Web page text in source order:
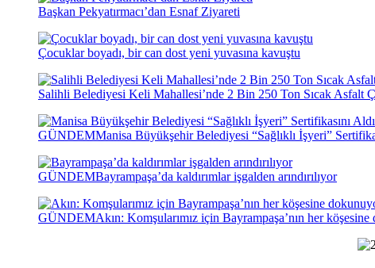
Başkan Pekyatırmacı’dan Esnaf Ziyareti
Çocuklar boyadı, bir can dost yeni yuvasına kavuştu
Salihli Belediyesi Keli Mahallesi’nde 2 Bin 250 Ton Sıcak Asfalt
GÜNDEMManisa Büyükşehir Belediyesi “Sağlıklı İşyeri”
GÜNDEMBayrampaşa’da kaldırımlar işgalden arındırılıyor
GÜNDEMAkın: Komşularımız için Bayrampaşa’nın her